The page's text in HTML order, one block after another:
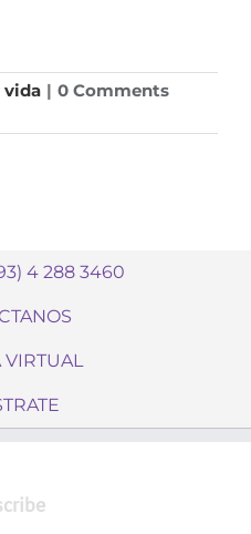
vida | 0 Comments
4 288 3460